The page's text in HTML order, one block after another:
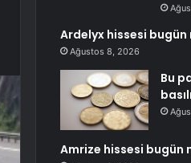
Ardelyx hissesi bugün
Ağustos 8, 2026
Bu
Amrize hissesi bugün